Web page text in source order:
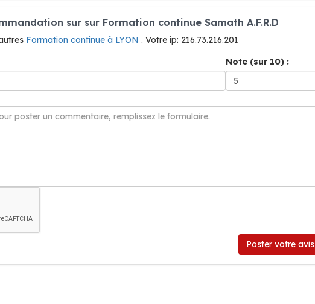
sur sur Formation continue Samath A.F.R.D
Formation continue à LYON . Votre ip: 216.73.216.201
Note (sur 10) :
Poster votre avis